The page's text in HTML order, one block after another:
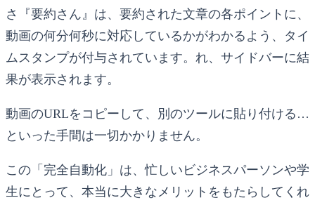
さ『要約さん』は、要約された文章の各ポイントに、
動画の何分何秒に対応しているかがわかるよう、タイ
ムスタンプが付与されています。れ、サイドバーに結
果が表示されます。
動画のURLをコピーして、別のツールに貼り付ける…
といった手間は一切かかりません。
この「完全自動化」は、忙しいビジネスパーソンや学
生にとって、本当に大きなメリットをもたらしてくれ